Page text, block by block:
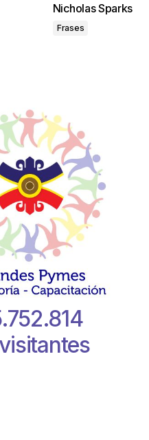
Nicholas Sparks
Frases